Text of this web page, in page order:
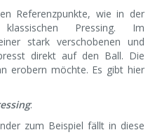
Referenzpunkte, wie in der
Pressing. Im
stark verschobenen und
direkt auf den Ball. Die
erobern möchte. Es gibt hier
:
zum Beispiel fällt in diese